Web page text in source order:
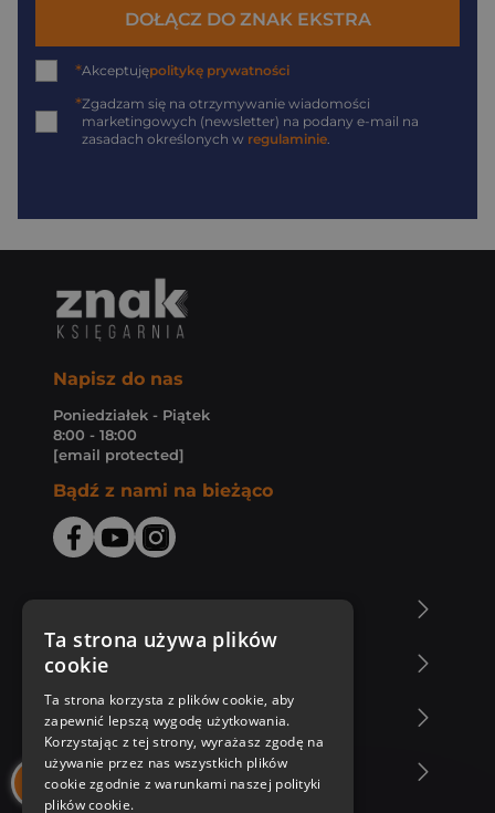
DOŁĄCZ DO ZNAK EKSTRA
*Akceptujępolitykę prywatności
*Zgadzam się na otrzymywanie wiadomości
marketingowych (newsletter) na podany e-mail na
zasadach określonych w regulaminie
Napisz do nas
Poniedziałek - Piątek
8:00 - 18:00
[email protected]
Bądź z nami na bieżąco
Zakupy u nas
Nasza oferta
Nasi autorzy
Ta strona używa plików
cookie
Ta strona korzysta z plików cookie, aby
zapewnić lepszą wygodę użytkowania.
Korzystając z tej strony, wyrażasz zgodę na
używanie przez nas wszystkich plików
cookie zgodnie z warunkami naszej polityki
plików cookie.